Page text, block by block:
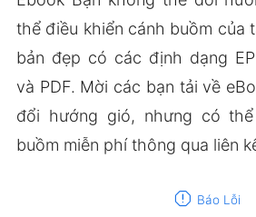
thể điều khiển cánh buồm của
bản đẹp có các định dạng
và PDF. Mời các bạn tải về
đổi hướng gió, nhưng có
buồm miễn phí thông qua liên
report Báo Lỗi